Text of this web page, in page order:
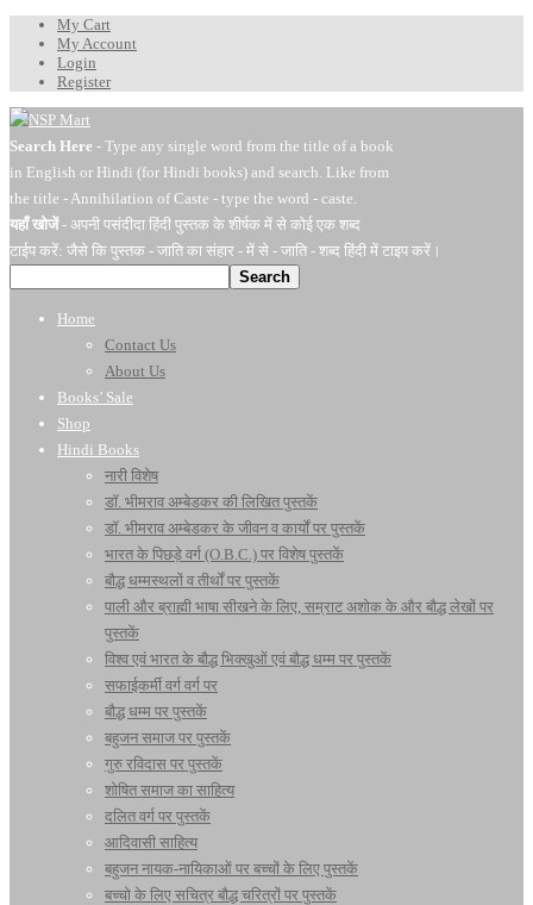
My Cart
My Account
Login
Register
Search Here - Type any single word from the title of a book
in English or Hindi (for Hindi books) and search. Like from
the title - Annihilation of Caste - type the word - caste.
यहाँ खोजें- अपनी पसंदीदा हिंदी पुस्तक के शीर्षक में से कोई एक शब्द
टाईप करें: जैसे कि पुस्तक - जाति का संहार - में से - जाति - शब्द हिंदी में टाइप करें।
Search
Home
Contact Us
About Us
Books’ Sale
Shop
Hindi Books
नारी विशेष
डॉ. भीमराव अम्बेडकर की लिखित पुस्तकें
डॉ. भीमराव अम्बेडकर के जीवन व कार्यों पर पुस्तकें
भारत के पिछड़े वर्ग (O.B.C.) पर विशेष पुस्तकें
बौद्ध धम्मस्थलों व तीर्थों पर पुस्तकें
पाली और ब्राह्मी भाषा सीखने के लिए, सम्राट अशोक के और बौद्ध लेखों पर
पुस्तकें
विश्व एवं भारत के बौद्ध भिक्खुओं एवं बौद्ध धम्म पर पुस्तकें
सफाईकर्मी वर्ग वर्ग पर
बौद्ध धम्म पर पुस्तकें
बहुजन समाज पर पुस्तकें
गुरु रविदास पर पुस्तकें
शोषित समाज का साहित्य
दलित वर्ग पर पुस्तकें
आदिवासी साहित्य
बहुजन नायक-नायिकाओं पर बच्चों के लिए पुस्तकें
बच्चो के लिए सचित्र बौद्ध चरित्रों पर पुस्तकें